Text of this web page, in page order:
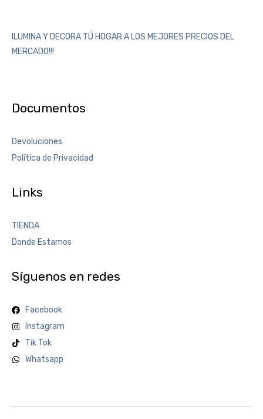
ILUMINA Y DECORA TÚ HOGAR A LOS MEJORES PRECIOS DEL
MERCADO!!!
Documentos
Devoluciones
Política de Privacidad
Links
TIENDA
Donde Estamos
Síguenos en redes
Facebook
Instagram
Tik Tok
Whatsapp